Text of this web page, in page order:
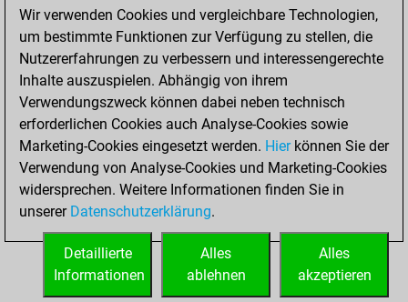
Bauernopfer
0
Matt auf vollem Brett
0
Bauer setzt Matt
Erstickte Matts
Unterverwandlungen
0
Türme auf der siebten
0
STARTSEITE
Wir verwenden Cookies und vergleichbare Technologien,
um bestimmte Funktionen zur Verfügung zu stellen, die
Nutzererfahrungen zu verbessern und interessengerechte
Inhalte auszuspielen. Abhängig von ihrem
Verwendungszweck können dabei neben technisch
erforderlichen Cookies auch Analyse-Cookies sowie
Marketing-Cookies eingesetzt werden. Hierkönnen Sie der
Verwendung von Analyse-Cookies und Marketing-Cookies
widersprechen. Weitere Informationen finden Sie in
unserer Datenschutzerklärung.
Alles
akzeptieren
Alles
ablehnen
Detaillierte
Informationen